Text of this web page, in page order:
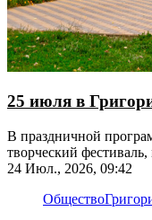
25 июля в
В праздничной
творческий
соревнования
24 Июл., 2026, 09:42
Общество